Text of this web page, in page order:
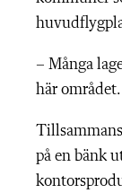
– Många
här området.
Tillsammans
på en bänk